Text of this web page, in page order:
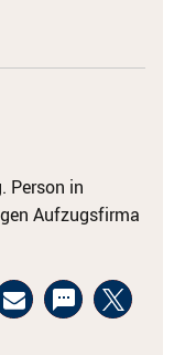
Person in
Aufzugsfirma